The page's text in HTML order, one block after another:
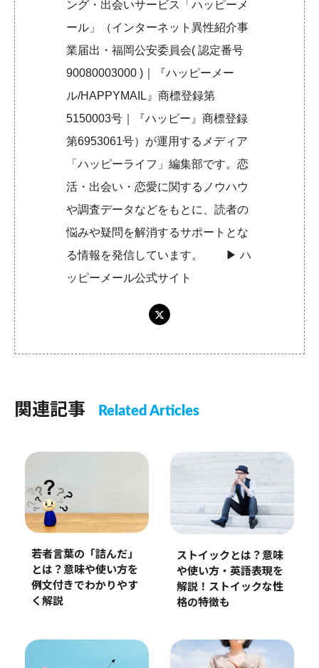
ング・出会いサービス「ハッピーメ
ール」（インターネット異性紹介事
業届出・福岡公安委員会( 認定番号
90080003000 )｜『ハッピーメー
ル/HAPPYMAIL』商標登録第
5150003号｜『ハッピー』商標登録
第6953061号）が運用するメディア
「ハッピーライフ」編集部です。恋
活・出会い・恋愛に関するノウハウ
や調査データなどをもとに、読者の
悩みや疑問を解消するサポートとな
る情報を発信しています。 ▶︎ハ
ッピーメール公式サイト
関連記事 Related Articles
若者言葉の「詰んだ」
とは？意味や使い方を
例文付きでわかりやす
く解説
ストイックとは？意味
や使い方・英語表現を
解説！ストイックな性
格の特徴も